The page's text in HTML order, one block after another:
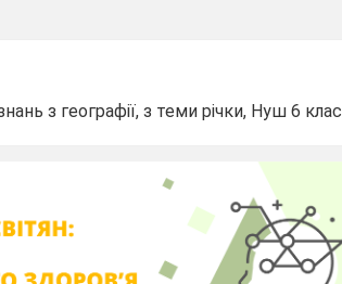
з географії, з теми річки, Нуш 6 клас